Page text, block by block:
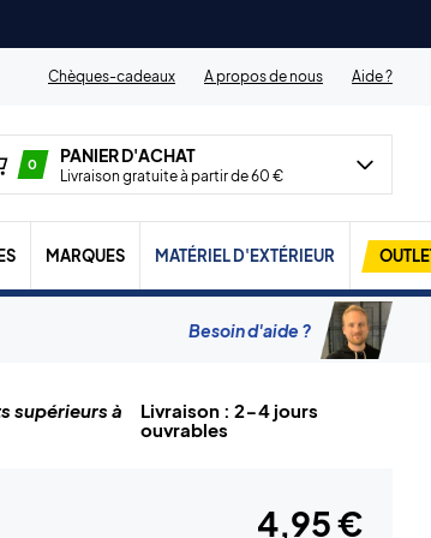
Chèques-cadeaux
A propos de nous Aide ?
0 PANIER D'ACHAT
Livraison gratuite à partir de 60 €
MARQUES MATÉRIEL D'EXTÉRIEUR
Besoin d'aide ?
supérieurs à
Livraison : 2-4 jours
ouvrables
4,95 €